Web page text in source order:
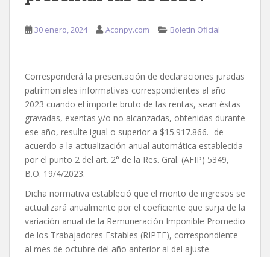
30 enero, 2024 Aconpy.com Boletín Oficial
Corresponderá la presentación de declaraciones juradas
patrimoniales informativas correspondientes al año
2023 cuando el importe bruto de las rentas, sean éstas
gravadas, exentas y/o no alcanzadas, obtenidas durante
ese año, resulte igual o superior a $15.917.866.- de
acuerdo a la actualización anual automática establecida
por el punto 2 del art. 2° de la Res. Gral. (AFIP) 5349,
B.O. 19/4/2023.
Dicha normativa estableció que el monto de ingresos se
actualizará anualmente por el coeficiente que surja de la
variación anual de la Remuneración Imponible Promedio
de los Trabajadores Estables (RIPTE), correspondiente
al mes de octubre del año anterior al del ajuste